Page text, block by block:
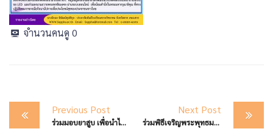
จำนวนคนดู 0
Post
navigation
Previous Post
ร่วมมอบยาสูบ เพื่อนำไปทำน้ำหมักไล่แมลงในแปลงผัก
Next Post
ร่วมพิธีเจริญพระพุทธมนต์ ทำบุญตักบาตรถวายพระราชกุศล เนื่องในโอกาส วันเฉลิมพระชนมพรรษาสมเด็จพระนางเจ้าสิริกิติ์ พระบรมราชินีนาถ พระบรมราชชนนีพันปีหลวง 12 สิ่งหาคม 2568